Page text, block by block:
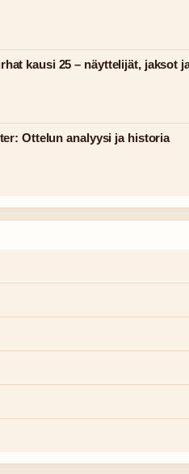
kausi 25 – näyttelijät, jaksot
Ottelun analyysi ja historia